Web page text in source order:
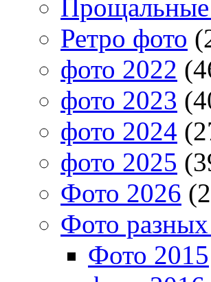
Прощальные
Ретро фото
фото 2022
фото 2023
фото 2024
фото 2025
Фото 2026
Фото разных
Фото 2015